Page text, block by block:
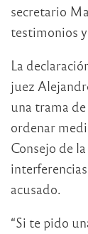
secretario
testimonios
La
juez
una trama
ordenar
Consejo de
acusado.
“Si te pido